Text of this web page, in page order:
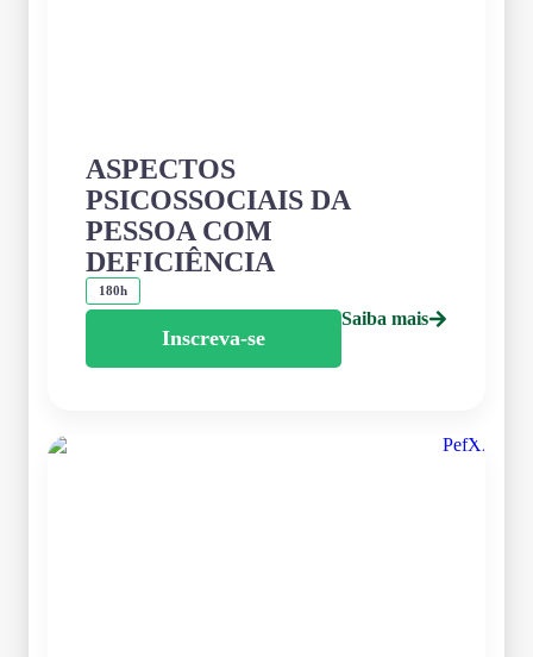
ASPECTOS
PSICOSSOCIAIS DA
PESSOA COM
DEFICIÊNCIA
180h
Inscreva-se
Saiba mais